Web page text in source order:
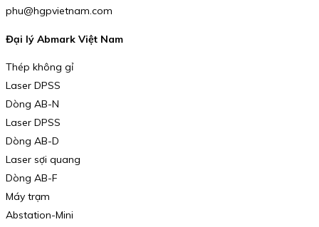
phu@hgpvietnam.com
Đại lý Abmark Việt Nam
Thép không gỉ
Laser DPSS
Dòng AB-N
Laser DPSS
Dòng AB-D
Laser sợi quang
Dòng AB-F
Máy trạm
Abstation-Mini